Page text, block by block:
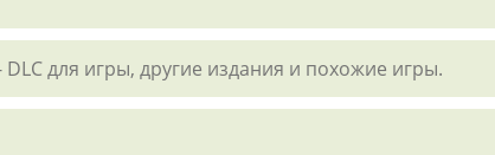
для игры, другие издания и похожие игры.